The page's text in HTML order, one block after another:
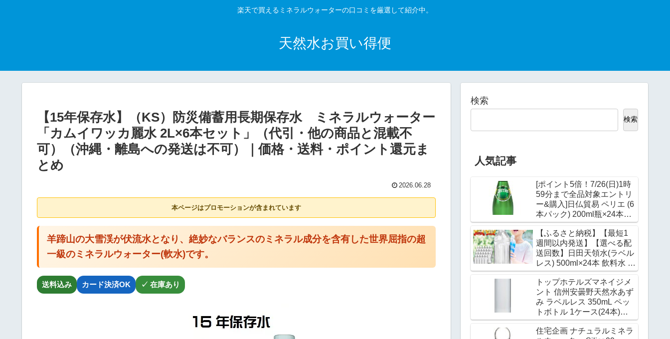
楽天で買えるミネラルウォーターの口コミを厳選して紹介中。
天然水お買い得便
【15年保存水】（KS）防災備蓄用長期保存水 ミネラルウォーター
「カムイワッカ麗水 2L×6本セット」（代引・他の商品と混載不
可）（沖縄・離島への発送は不可）｜価格・送料・ポイント還元ま
とめ
2026.06.28
本ページはプロモーションが含まれています
羊蹄山の大雪渓が伏流水となり、絶妙なバランスのミネラル成分を含有した世界屈指の超
一級のミネラルウォーター(軟水)です。
送料込み カード決済OK ✓ 在庫あり
検索
検索
人気記事
[ポイント5倍！7/26(日)1時
59分まで全品対象エントリ
ー&購入]日仏貿易 ペリエ (6
本パック) 200ml瓶×24本入
｜ 送料無料 ミネラルウォー
ター 発泡水 炭酸水｜価格・
送料・ポイント還元まとめ
【ふるさと納税】【最短1
週間以内発送】【選べる配
送回数】日田天領水(ラベル
レス) 500ml×24本 飲料水 水
みず 備蓄 防災 天然水 天然
ミネラルウォーター みねら
るうぉーたー ミネラル シリ
カ ラベルレス 日田市 / グリ
ーングループ株式会社
[AREG059-062]｜価格・送
料・ポイント還元まとめ
トップホテルズマネイジメ
ント 信州安曇野天然水あず
み ラベルレス 350mL ペッ
トボトル 1ケース(24本)
(4573127070394) 取り寄せ
商品｜価格・送料・ポイン
住宅企画 ナチュラルミネラ